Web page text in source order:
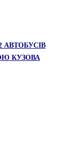
АВТОБУСІВ
КУЗОВА